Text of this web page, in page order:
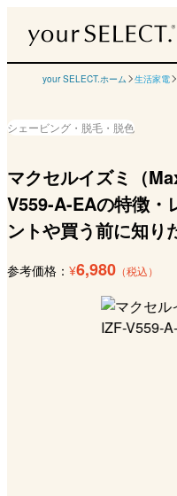
your SELECT.ホーム 生活家電
シェービング・脱毛・脱色
マクセルイズミ（
V559-A-EAの特徴・
ントや買う前に知り
参考価格： ¥6,980 （税込）